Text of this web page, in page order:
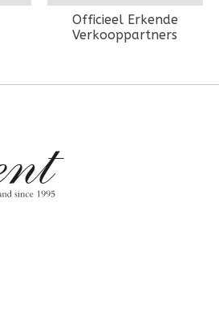
Officieel Erkende
Verkooppartners